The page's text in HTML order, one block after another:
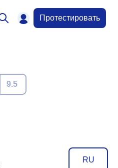
Протестировать
9.5
RU